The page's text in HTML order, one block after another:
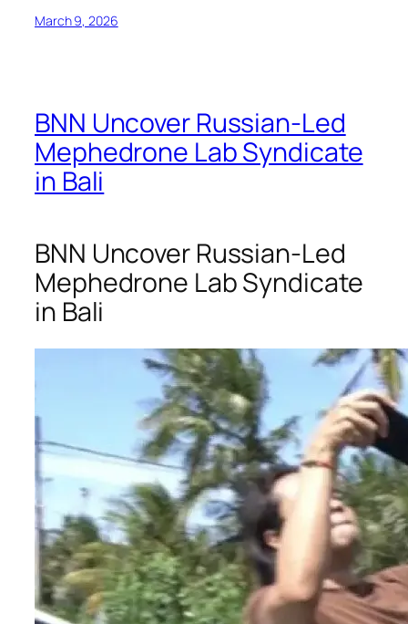
March 9, 2026
BNN Uncover Russian-Led
Mephedrone Lab Syndicate
in Bali
BNN Uncover Russian-Led
Mephedrone Lab Syndicate
in Bali